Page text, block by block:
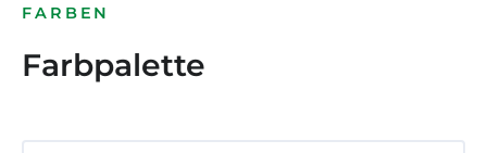
FARBEN
Farbpalette